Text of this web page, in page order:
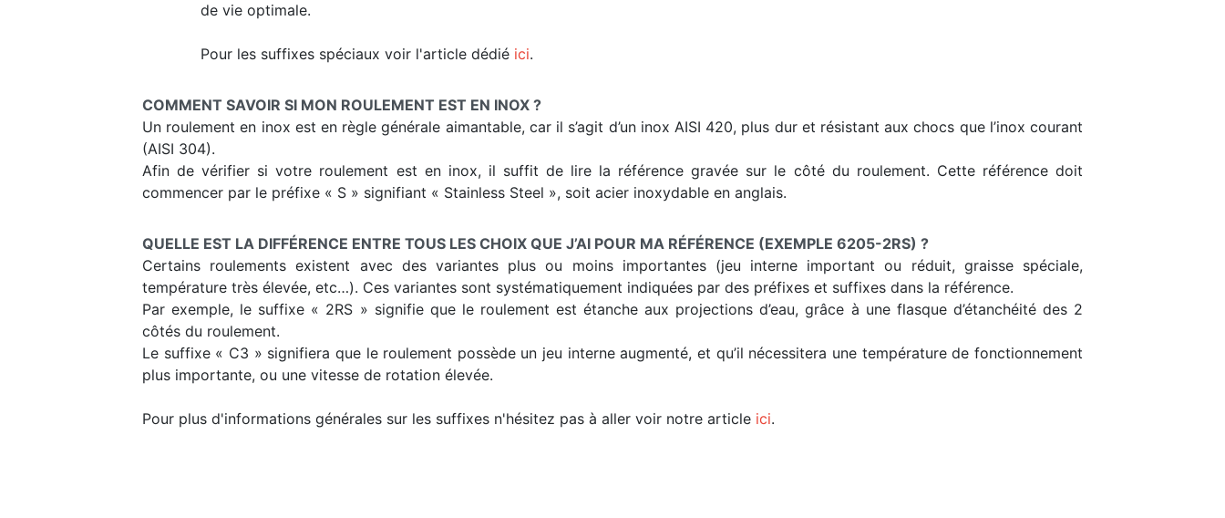
de vie optimale.
Pour les suffixes spéciaux voir l'article dédié ici.
COMMENT SAVOIR SI MON ROULEMENT EST EN INOX ?
Un roulement en inox est en règle générale aimantable, car il s’agit d’un inox AISI 420, plus dur et résistant aux chocs que l’inox courant
(AISI 304).
Afin de vérifier si votre roulement est en inox, il suffit de lire la référence gravée sur le côté du roulement. Cette référence doit
commencer par le préfixe « S » signifiant « Stainless Steel », soit acier inoxydable en anglais.
QUELLE EST LA DIFFÉRENCE ENTRE TOUS LES CHOIX QUE J’AI POUR MA RÉFÉRENCE (EXEMPLE 6205-2RS) ?
Certains roulements existent avec des variantes plus ou moins importantes (jeu interne important ou réduit, graisse spéciale,
température très élevée, etc…). Ces variantes sont systématiquement indiquées par des préfixes et suffixes dans la référence.
Par exemple, le suffixe « 2RS » signifie que le roulement est étanche aux projections d’eau, grâce à une flasque d’étanchéité des 2
côtés du roulement.
Le suffixe « C3 » signifiera que le roulement possède un jeu interne augmenté, et qu’il nécessitera une température de fonctionnement
plus importante, ou une vitesse de rotation élevée.
Pour plus d'informations générales sur les suffixes n'hésitez pas à aller voir notre article ici.